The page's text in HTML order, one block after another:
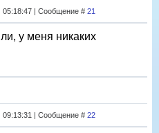
05:18:47 | Сообщение # 21
у меня никаких
09:13:31 | Сообщение # 22